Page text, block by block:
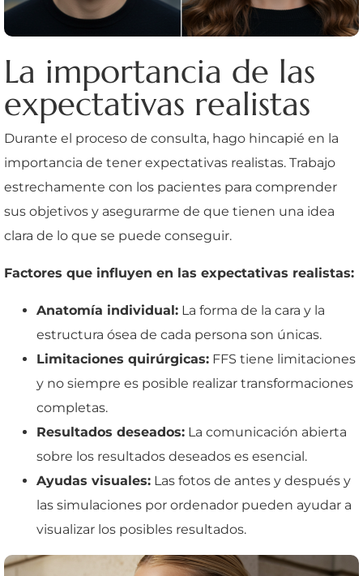
La importancia de las
expectativas realistas
Durante el proceso de consulta, hago hincapié en la
importancia de tener expectativas realistas. Trabajo
estrechamente con los pacientes para comprender
sus objetivos y asegurarme de que tienen una idea
clara de lo que se puede conseguir.
Factores que influyen en las expectativas realistas:
Anatomía individual: La forma de la cara y la
estructura ósea de cada persona son únicas.
Limitaciones quirúrgicas: FFS tiene limitaciones
y no siempre es posible realizar transformaciones
completas.
Resultados deseados: La comunicación abierta
sobre los resultados deseados es esencial.
Ayudas visuales: Las fotos de antes y después y
las simulaciones por ordenador pueden ayudar a
visualizar los posibles resultados.